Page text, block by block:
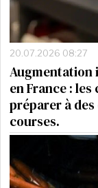
20.07.2026 08:27
Augmentation
en France :
préparer à des
courses.